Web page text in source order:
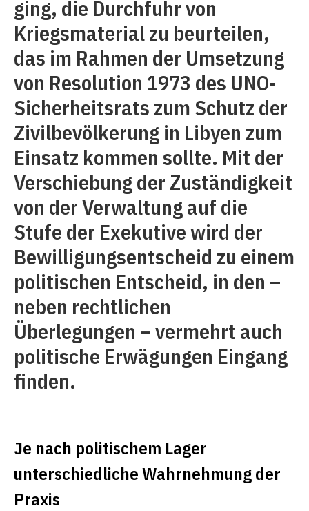
ging, die Durchfuhr von
Kriegsmaterial zu beurteilen,
das im Rahmen der Umsetzung
von Re­solution 1973 des UNO-
Sicherheitsrats zum Schutz der
Zivilbevölkerung in ­Libyen zum
Einsatz kommen sollte. Mit der
Verschiebung der Zuständigkeit
von der ­Verwaltung auf die
Stufe der Exekutive wird der
Bewilligungsentscheid zu einem
politischen Entscheid, in den –
neben rechtlichen
Überlegungen – vermehrt auch
politische Erwägungen Eingang
finden.
Je nach politischem Lager
unterschied­liche ­Wahrnehmung der
Praxis